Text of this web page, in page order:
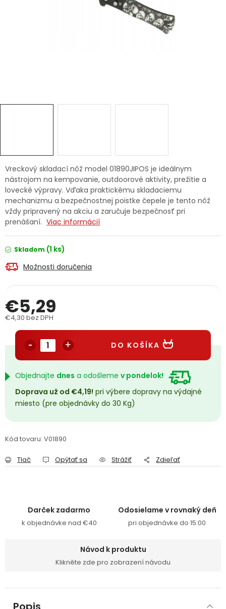
Ochranné pracovné pomôcky
Servis náradia Hodnotenie obchodu
Doprava a platba Váš zákaznícky účet
Kontakty
PODPORA
Reklamačný formulár
Podmienky ochrany osobných údajov
Přihlášení
Vreckový skladací nôž model 01890JIPOS je ideálnym
nástrojom na kempovanie, outdoorové aktivity, prežitie a
lovecké výpravy. Vďaka praktickému skladaciemu
mechanizmu a bezpečnostnej poistke čepele je tento nôž
vždy pripravený na akciu a zaručuje bezpečnosť pri
prenášaní. Viac informácií
Skladom (1 ks)
Možnosti doručenia
€5,29
€4,30 bez DPH
DO KOŠÍKA
Objednajte dnes a odošleme v pondelok!
Doprava už od €4,19! pri výbere dopravy na výdajné
miesto (pre objednávky do 30 Kg)
Kód tovaru: V01890
Tlač Opýtať sa Strážiť Zdieľať
Darček zadarmo
k objednávke nad €40
Odosielame v rovnaký deň
pri objednávke do 15:00
Návod k produktu
Klikněte zde pro zobrazení návodu